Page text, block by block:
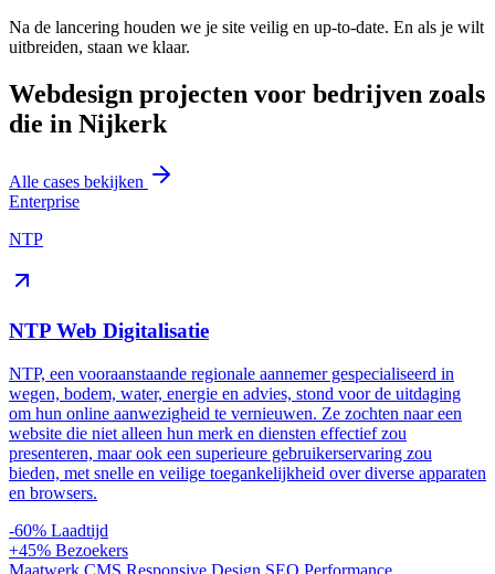
Na de lancering houden we je site veilig en up-to-date. En als je wilt
uitbreiden, staan we klaar.
Webdesign projecten voor bedrijven zoals
die in Nijkerk
Alle cases bekijken
Enterprise
NTP
NTP Web Digitalisatie
NTP, een vooraanstaande regionale aannemer gespecialiseerd in
wegen, bodem, water, energie en advies, stond voor de uitdaging
om hun online aanwezigheid te vernieuwen. Ze zochten naar een
website die niet alleen hun merk en diensten effectief zou
presenteren, maar ook een superieure gebruikerservaring zou
bieden, met snelle en veilige toegankelijkheid over diverse apparaten
en browsers.
-60% Laadtijd
+45% Bezoekers
Maatwerk CMS Responsive Design SEO Performance